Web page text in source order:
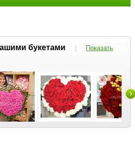
букетами |
Показать